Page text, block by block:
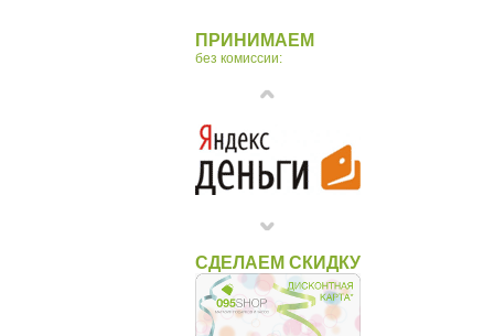
ПРИНИМАЕМ
без комиссии:
СДЕЛАЕМ СКИДКУ